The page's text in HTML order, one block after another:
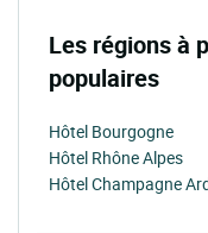
Les régions à
populaires
Hôtel Bourgogne
Hôtel Rhône Alpes
Hôtel Champagne